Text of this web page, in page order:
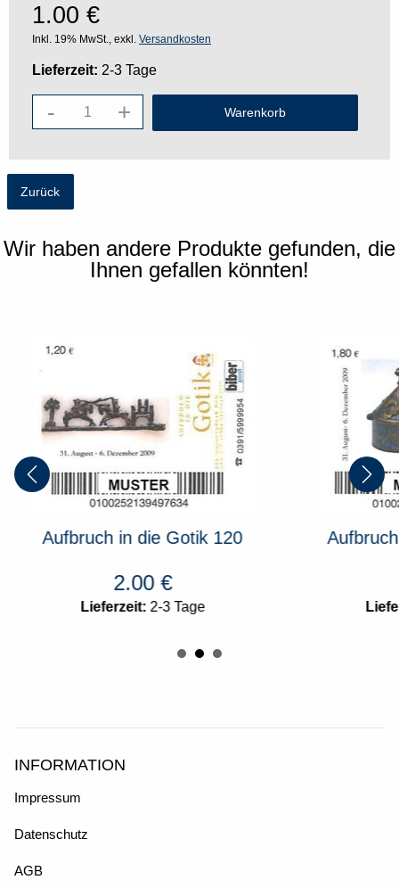
1.00 €
Inkl. 19% MwSt., exkl. Versandkosten
Lieferzeit: 2-3 Tage
- +
Zurück
Wir haben andere Produkte gefunden, die
Ihnen gefallen könnten!
Aufbruch in die Gotik 120
2.00 €
Lieferzeit: 2-3 Tage
INFORMATION
Impressum
Datenschutz
AGB